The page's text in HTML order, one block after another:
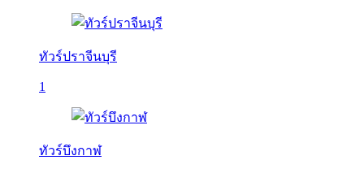
ทัวร์ปราจีนบุรี
1
ทัวร์บึงกาฬ